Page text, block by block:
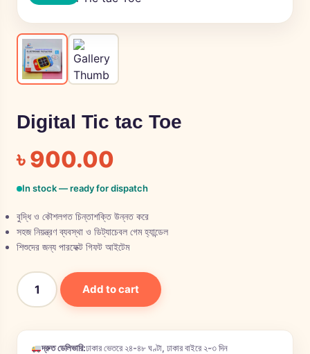
Digital Tic tac Toe
৳900.00
In stock — ready for dispatch
বুদ্ধি ও কৌশলগত চিন্তাশক্তি উন্নত করে
সহজ নিয়ন্ত্রণ ব্যবস্থা ও ডিট্যাচেবল গেম হ্যান্ডেল
শিশুদের জন্য পারফেক্ট গিফট আইটেম
Add to cart
দ্রুত ডেলিভারি:ঢাকার ভেতরে ২৪-৪৮ ঘণ্টা, ঢাকার বাইরে ২-৩ দিন